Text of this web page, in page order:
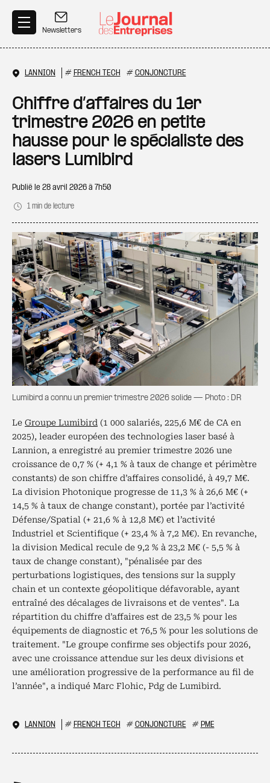
Newsletters
LANNION # FRENCH TECH # CONJONCTURE
Chiffre d’affaires du 1er
trimestre 2026 en petite
hausse pour le spécialiste des
lasers Lumibird
Publié le 28 avril 2026 à 7h50
1 min de lecture
Lumibird a connu un premier trimestre 2026 solide — Photo : DR
Le Groupe Lumibird (1 000 salariés, 225,6 M€ de CA en
2025), leader européen des technologies laser basé à
Lannion, a enregistré au premier trimestre 2026 une
croissance de 0,7 % (+ 4,1 % à taux de change et périmètre
constants) de son chiffre d’affaires consolidé, à 49,7 M€.
La division Photonique progresse de 11,3 % à 26,6 M€ (+
14,5 % à taux de change constant), portée par l’activité
Défense/Spatial (+ 21,6 % à 12,8 M€) et l’activité
Industriel et Scientifique (+ 23,4 % à 7,2 M€). En revanche,
la division Medical recule de 9,2 % à 23,2 M€ (- 5,5 % à
taux de change constant), "pénalisée par des
perturbations logistiques, des tensions sur la supply
chain et un contexte géopolitique défavorable, ayant
entraîné des décalages de livraisons et de ventes". La
répartition du chiffre d’affaires est de 23,5 % pour les
équipements de diagnostic et 76,5 % pour les solutions de
traitement. "Le groupe confirme ses objectifs pour 2026,
avec une croissance attendue sur les deux divisions et
une amélioration progressive de la performance au fil de
l’année", a indiqué Marc Flohic, Pdg de Lumibird.
LANNION # FRENCH TECH # CONJONCTURE # PME